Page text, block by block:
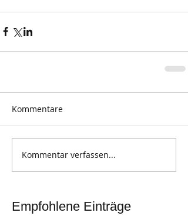
Kommentare
Kommentar verfassen...
Empfohlene Einträge